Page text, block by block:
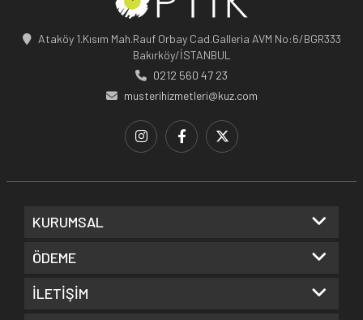
Ataköy 1.Kısım Mah.Rauf Orbay Cad.Galleria AVM No:6/BGR333
Bakırköy/İSTANBUL
0212 560 47 23
musterihizmetleri@kuz.com
KURUMSAL
ÖDEME
İLETİŞİM